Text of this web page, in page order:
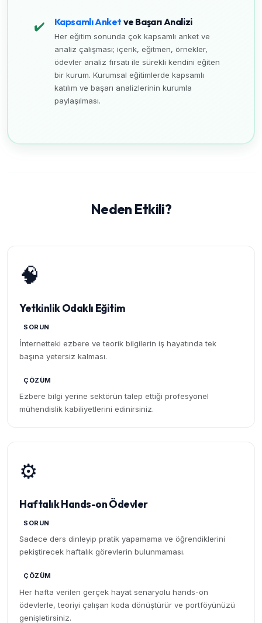
✔️ Kapsamlı Anket ve Başarı Analizi
Her eğitim sonunda çok kapsamlı anket ve
analiz çalışması; içerik, eğitmen, örnekler,
ödevler analiz fırsatı ile sürekli kendini eğiten
bir kurum. Kurumsal eğitimlerde kapsamlı
katılım ve başarı analizlerinin kurumla
paylaşılması.
Neden Etkili?
🧠
Yetkinlik Odaklı Eğitim
SORUN
İnternetteki ezbere ve teorik bilgilerin iş hayatında tek
başına yetersiz kalması.
ÇÖZÜM
Ezbere bilgi yerine sektörün talep ettiği profesyonel
mühendislik kabiliyetlerini edinirsiniz.
⚙️
Haftalık Hands-on Ödevler
SORUN
Sadece ders dinleyip pratik yapamama ve öğrendiklerini
pekiştirecek haftalık görevlerin bulunmaması.
ÇÖZÜM
Her hafta verilen gerçek hayat senaryolu hands-on
ödevlerle, teoriyi çalışan koda dönüştürür ve portföyünüzü
genişletirsiniz.